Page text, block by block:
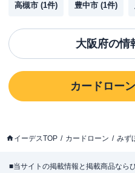
高槻市 (1件) 豊中市 (1件)
大阪府の情
カードローン
イーデスTOP カードローン みず
■当サイトの掲載情報と掲載商品なら